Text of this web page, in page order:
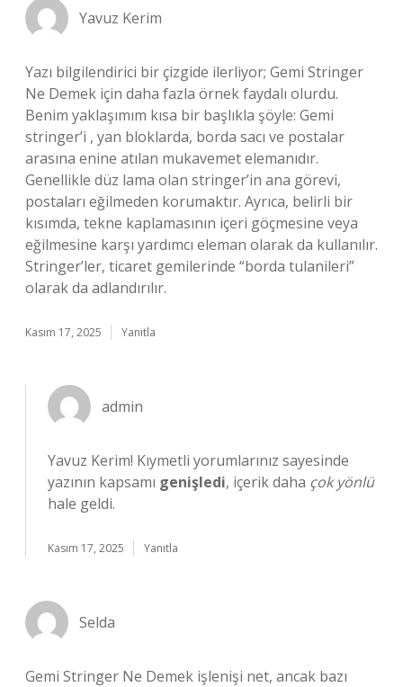
Yavuz Kerim
Yazı bilgilendirici bir çizgide ilerliyor; Gemi Stringer
Ne Demek için daha fazla örnek faydalı olurdu.
Benim yaklaşımım kısa bir başlıkla şöyle: Gemi
stringer’i , yan bloklarda, borda sacı ve postalar
arasına enine atılan mukavemet elemanıdır.
Genellikle düz lama olan stringer’in ana görevi,
postaları eğilmeden korumaktır. Ayrıca, belirli bir
kısımda, tekne kaplamasının içeri göçmesine veya
eğilmesine karşı yardımcı eleman olarak da kullanılır.
Stringer’ler, ticaret gemilerinde “borda tulanileri”
olarak da adlandırılır.
Kasım 17, 2025 Yanıtla
admin
Yavuz Kerim! Kıymetli yorumlarınız sayesinde
yazının kapsamı genişledi, içerik daha çok yönlü
hale geldi.
Kasım 17, 2025 Yanıtla
Selda
Gemi Stringer Ne Demek işlenişi net, ancak bazı